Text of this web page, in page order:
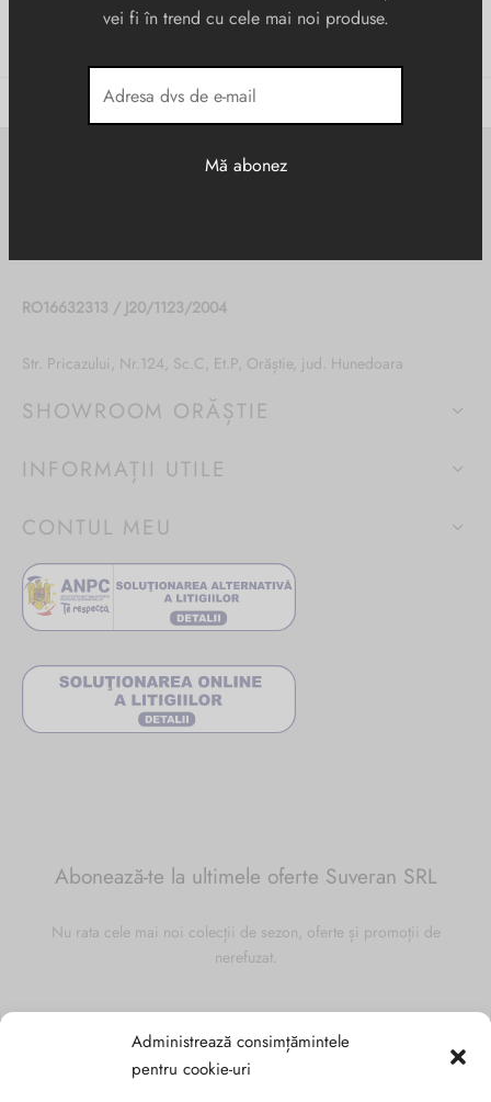
vei fi în trend cu cele mai noi produse.
Administrează consimțămintele
pentru cookie-uri
RO16632313 / J20/1123/2004
Str. Pricazului, Nr.124, Sc.C, Et.P, Orăștie, jud. Hunedoara
SHOWROOM ORĂȘTIE
INFORMAȚII UTILE
CONTUL MEU
Abonează-te la ultimele oferte Suveran SRL
Nu rata cele mai noi colecții de sezon, oferte și promoții de
nerefuzat.